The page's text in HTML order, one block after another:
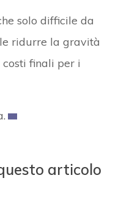
solo difficile da
ridurre la gravità
finali per i
articolo